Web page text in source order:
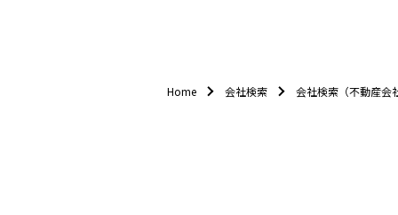
Home 会社検索 会社検索（不動産会